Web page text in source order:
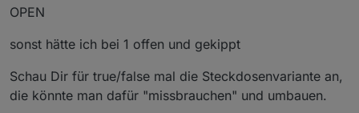
OPEN
sonst hätte ich bei 1 offen und gekippt
Schau Dir für true/false mal die Steckdosenvariante an,
die könnte man dafür "missbrauchen" und umbauen.